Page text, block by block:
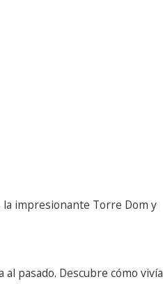
la impresionante Torre Dom y
pasado. Descubre cómo vivía